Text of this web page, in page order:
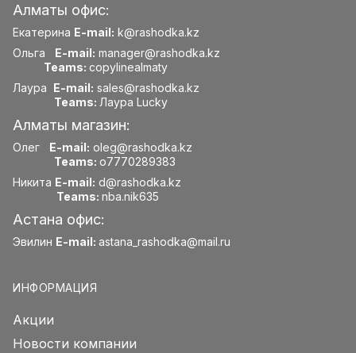
Алматы офис:
Екатерина E-mail: k@rashodka.kz
Ольга E-mail: manager@rashodka.kz
Teams: copylinealmaty
Лаура E-mail: sales@rashodka.kz
Teams: Лаура Lucky
Алматы магазин:
Олег E-mail: oleg@rashodka.kz
Teams: o7770289383
Никита E-mail: d@rashodka.kz
Teams: nba.nik635
Астана офис:
Эвилин E-mail: astana_rashodka@mail.ru
ИНФОРМАЦИЯ
Акции
Новости компании